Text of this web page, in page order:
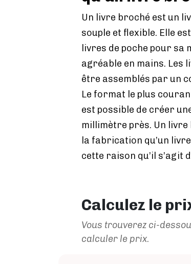
Un livre broché est un
souple et flexible. Elle
livres de poche pour
agréable en mains. Les
être assemblés par un
Le format le plus
est possible de créer
millimètre près. Un
la fabrication qu’un
cette raison qu’il s’agit
Calculez le
Vous trouverez ci-
calculer le prix.